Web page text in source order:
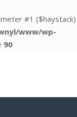
#1 ($haystack)
www/wp-
90